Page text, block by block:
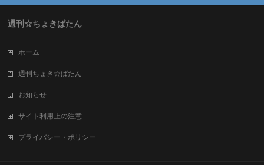
週刊☆ちょきぱたん
ホーム
週刊ちょき☆ぱたん
お知らせ
サイト利用上の注意
プライバシー・ポリシー